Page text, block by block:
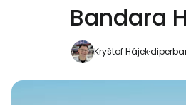
Bandara
Kryštof Hájek
Lanjutkan
Lanjutkan